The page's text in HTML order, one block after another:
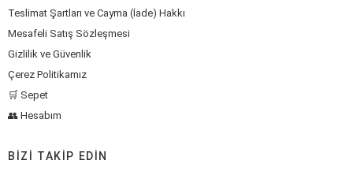
Teslimat Şartları ve Cayma (İade) Hakkı
Mesafeli Satış Sözleşmesi
Gizlilik ve Güvenlik
Çerez Politikamız
🛒 Sepet
👥 Hesabım
BIZI TAKIP EDIN